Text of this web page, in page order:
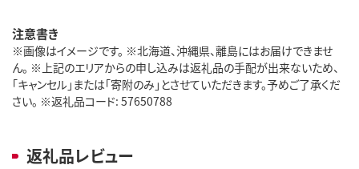
注意書き
※画像はイメージです。 ※北海道、沖縄県、離島にはお届けできませ
ん。 ※上記のエリアからの申し込みは返礼品の手配が出来ないため、
「キャンセル」または「寄附のみ」とさせていただきます。予めご了承くだ
さい。 ※返礼品コード: 57650788
返礼品レビュー